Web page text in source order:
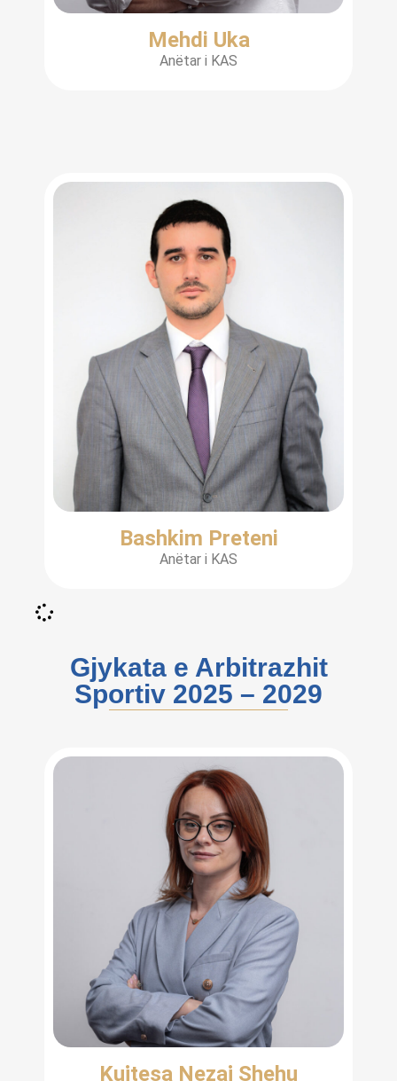
Mehdi Uka
Anëtar i KAS
Bashkim Preteni
Anëtar i KAS
Gjykata e Arbitrazhit
Sportiv 2025 – 2029
Kujtesa Nezaj Shehu